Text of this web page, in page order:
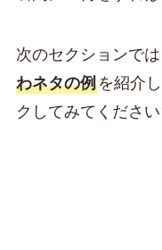
次のセクションでは
わネタの例を紹介
クしてみてくださ